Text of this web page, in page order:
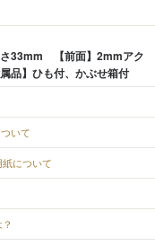
さ33mm 【前面】2mmアク
】ひも付、かぶせ箱付
いて
紙について